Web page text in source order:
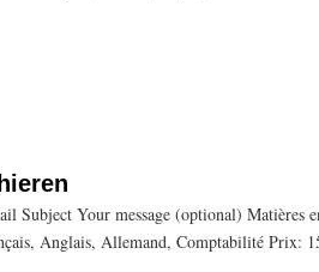
Subject Your message (optional) Matières
Anglais, Allemand, Comptabilité Prix: